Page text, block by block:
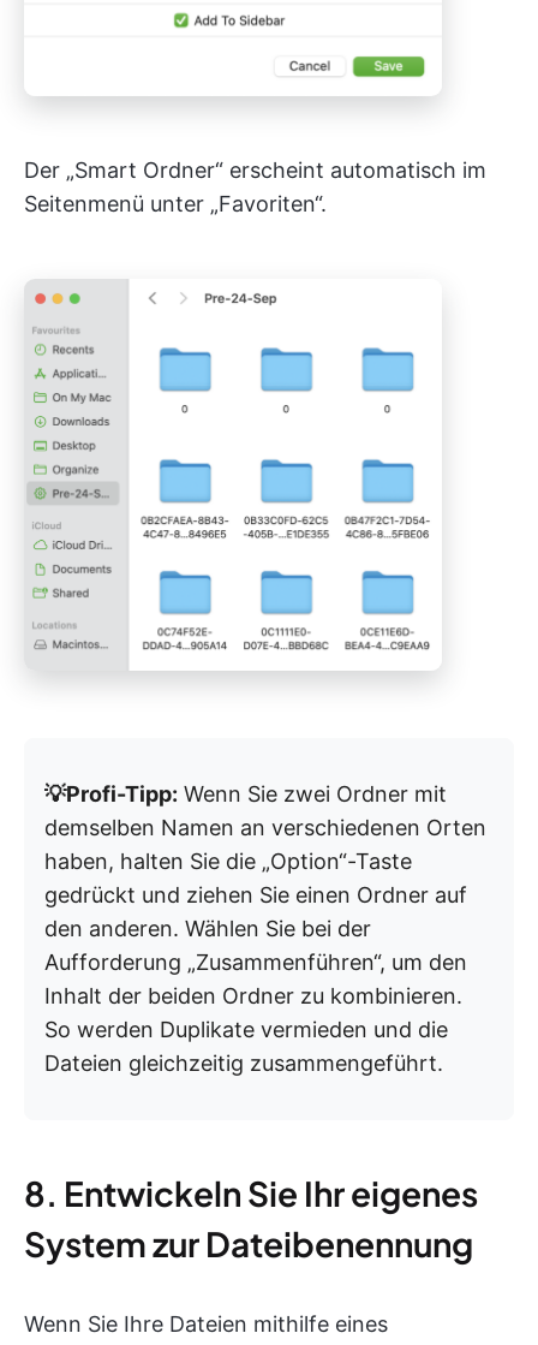
Der „Smart Ordner“ erscheint automatisch im
Seitenmenü unter „Favoriten“.
💡Profi-Tipp: Wenn Sie zwei Ordner mit
demselben Namen an verschiedenen Orten
haben, halten Sie die „Option“-Taste
gedrückt und ziehen Sie einen Ordner auf
den anderen. Wählen Sie bei der
Aufforderung „Zusammenführen“, um den
Inhalt der beiden Ordner zu kombinieren.
So werden Duplikate vermieden und die
Dateien gleichzeitig zusammengeführt.
8. Entwickeln Sie Ihr eigenes
System zur Dateibenennung
Wenn Sie Ihre Dateien mithilfe eines